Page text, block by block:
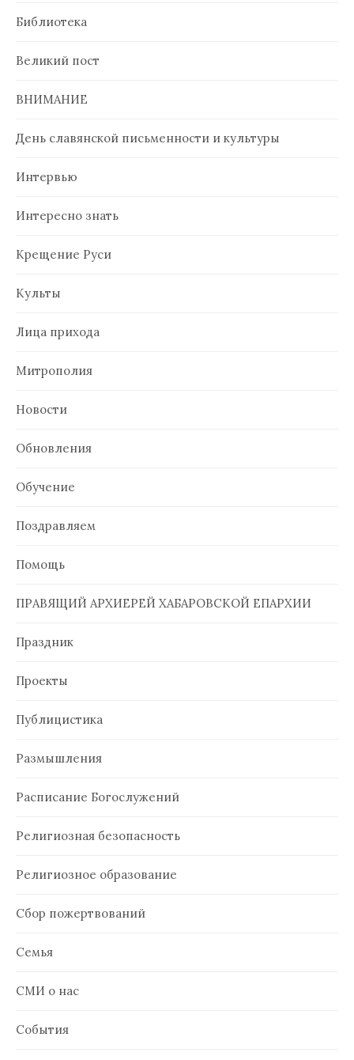
Библиотека
Великий пост
ВНИМАНИЕ
День славянской письменности и культуры
Интервью
Интересно знать
Крещение Руси
Культы
Лица прихода
Митрополия
Новости
Обновления
Обучение
Поздравляем
Помощь
ПРАВЯЩИЙ АРХИЕРЕЙ ХАБАРОВСКОЙ ЕПАРХИИ
Праздник
Проекты
Публицистика
Размышления
Расписание Богослужений
Религиозная безопасность
Религиозное образование
Сбор пожертвований
Семья
СМИ о нас
События